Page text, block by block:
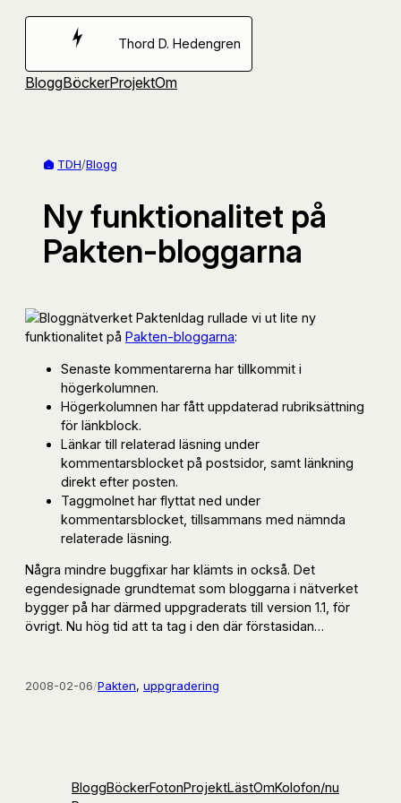
Hoppa
Thord D. Hedengren
BloggBöckerProjektOm
TDH/Blogg
Ny funktionalitet på
Pakten-bloggarna
Idag rullade vi ut lite ny
funktionalitet på Pakten-bloggarna:
Senaste kommentarerna har tillkommit i
högerkolumnen.
Högerkolumnen har fått uppdaterad rubriksättning
för länkblock.
Länkar till relaterad läsning under
kommentarsblocket på postsidor, samt länkning
direkt efter posten.
Taggmolnet har flyttat ned under
kommentarsblocket, tillsammans med nämnda
relaterade läsning.
Några mindre buggfixar har klämts in också. Det
egendesignade grundtemat som bloggarna i nätverket
bygger på har därmed uppgraderats till version 1.1, för
övrigt. Nu hög tid att ta tag i den där förstasidan…
2008-02-06/Pakten, uppgradering
BloggBöckerFotonProjektLästOmKolofon/nu